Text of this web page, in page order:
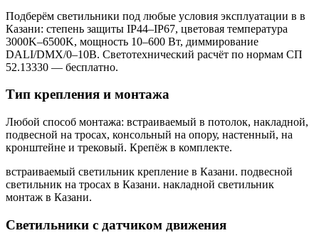
Подберём светильники под любые условия эксплуатации в в
Казани: степень защиты IP44–IP67, цветовая температура
3000K–6500K, мощность 10–600 Вт, диммирование
DALI/DMX/0–10В. Светотехнический расчёт по нормам СП
52.13330 — бесплатно.
Тип крепления и монтажа
Любой способ монтажа: встраиваемый в потолок, накладной,
подвесной на тросах, консольный на опору, настенный, на
кронштейне и трековый. Крепёж в комплекте.
встраиваемый светильник крепление в Казани. подвесной
светильник на тросах в Казани. накладной светильник
монтаж в Казани.
Светильники с датчиком движения